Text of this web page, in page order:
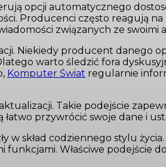
opcji automatycznego
Producenci często reagują
związanych ze swoimi
Niekiedy producent danego
warto śledzić fora
Komputer Świat regularnie
Takie podejście
przywrócić swoje dane i
w skład codziennego stylu
Właściwe podejście